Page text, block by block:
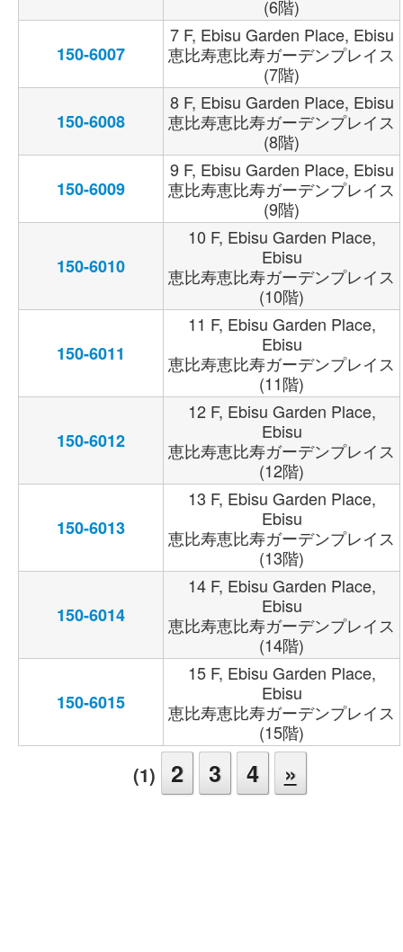
(6階)
150-6007
7 F, Ebisu Garden Place, Ebisu
恵比寿恵比寿ガーデンプレイス
(7階)
150-6008
8 F, Ebisu Garden Place, Ebisu
恵比寿恵比寿ガーデンプレイス
(8階)
150-6009
9 F, Ebisu Garden Place, Ebisu
恵比寿恵比寿ガーデンプレイス
(9階)
150-6010
10 F, Ebisu Garden Place,
Ebisu
恵比寿恵比寿ガーデンプレイス
(10階)
150-6011
11 F, Ebisu Garden Place,
Ebisu
恵比寿恵比寿ガーデンプレイス
(11階)
150-6012
12 F, Ebisu Garden Place,
Ebisu
恵比寿恵比寿ガーデンプレイス
(12階)
150-6013
13 F, Ebisu Garden Place,
Ebisu
恵比寿恵比寿ガーデンプレイス
(13階)
150-6014
14 F, Ebisu Garden Place,
Ebisu
恵比寿恵比寿ガーデンプレイス
(14階)
150-6015
15 F, Ebisu Garden Place,
Ebisu
恵比寿恵比寿ガーデンプレイス
(15階)
(1) 2 3 4 »